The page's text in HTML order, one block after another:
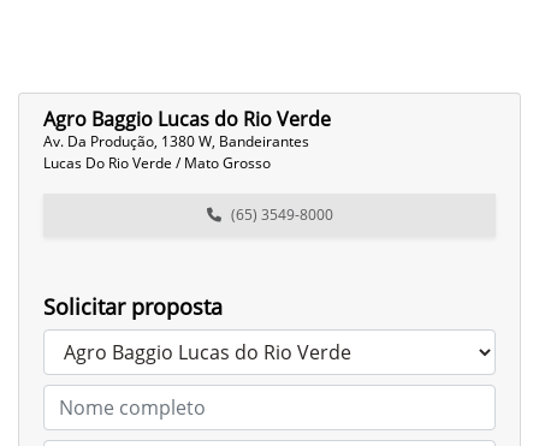
Agro Baggio Lucas do Rio Verde
Av. Da Produção, 1380 W, Bandeirantes
Lucas Do Rio Verde / Mato Grosso
(65) 3549-8000
Solicitar proposta